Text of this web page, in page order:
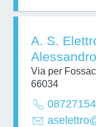
A. S.
Alessandro
Via per
66034